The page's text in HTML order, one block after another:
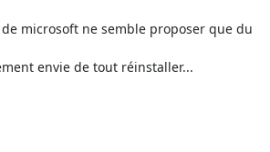
microsoft ne semble proposer que du
envie de tout réinstaller...